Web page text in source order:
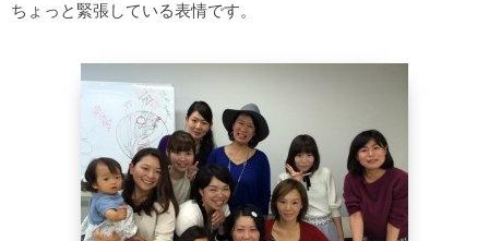
ちょっと緊張している表情です。